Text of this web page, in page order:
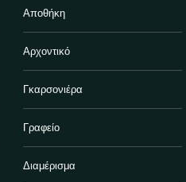
Αποθήκη
Αρχοντικό
Γκαρσονιέρα
Γραφείο
Διαμέρισμα